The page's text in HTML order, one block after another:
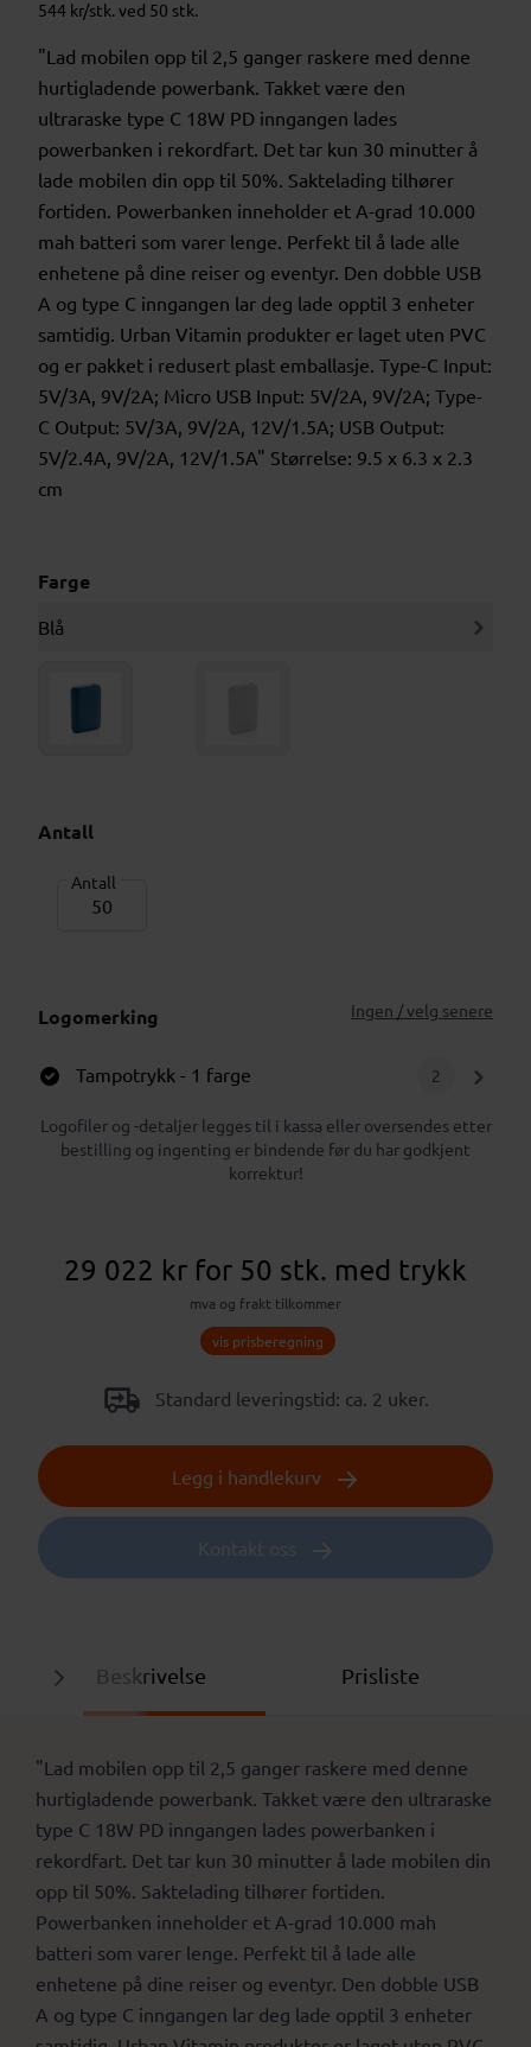
544 kr/stk. ved 50 stk.
"Lad mobilen opp til 2,5 ganger raskere med denne
hurtigladende powerbank. Takket være den
ultraraske type C 18W PD inngangen lades
powerbanken i rekordfart. Det tar kun 30 minutter å
lade mobilen din opp til 50%. Saktelading tilhører
fortiden. Powerbanken inneholder et A-grad 10.000
mah batteri som varer lenge. Perfekt til å lade alle
enhetene på dine reiser og eventyr. Den dobble USB
A og type C inngangen lar deg lade opptil 3 enheter
samtidig. Urban Vitamin produkter er laget uten PVC
og er pakket i redusert plast emballasje. Type-C Input:
5V/3A, 9V/2A; Micro USB Input: 5V/2A, 9V/2A; Type-
C Output: 5V/3A, 9V/2A, 12V/1.5A; USB Output:
5V/2.4A, 9V/2A, 12V/1.5A" Størrelse: 9.5 x 6.3 x 2.3
cm
Farge
Blå
Antall
Antall
Logomerking Ingen / velg senere
Tampotrykk - 1 farge 2
Logofiler og -detaljer legges til i kassa eller oversendes etter
bestilling og ingenting er bindende før du har godkjent
korrektur!
29 022 kr for 50 stk. med trykk
mva og frakt tilkommer
vis prisberegning
Standard leveringstid: ca. 2 uker.
Legg i handlekurv
Kontakt oss
Beskrivelse Prisliste
"Lad mobilen opp til 2,5 ganger raskere med denne
hurtigladende powerbank. Takket være den ultraraske
type C 18W PD inngangen lades powerbanken i
rekordfart. Det tar kun 30 minutter å lade mobilen din
opp til 50%. Saktelading tilhører fortiden.
Powerbanken inneholder et A-grad 10.000 mah
batteri som varer lenge. Perfekt til å lade alle
enhetene på dine reiser og eventyr. Den dobble USB
A og type C inngangen lar deg lade opptil 3 enheter